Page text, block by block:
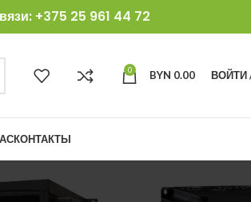
+375 25 961 44 72
0 BYN 0.00 ВОЙТИ
КОНТАКТЫ